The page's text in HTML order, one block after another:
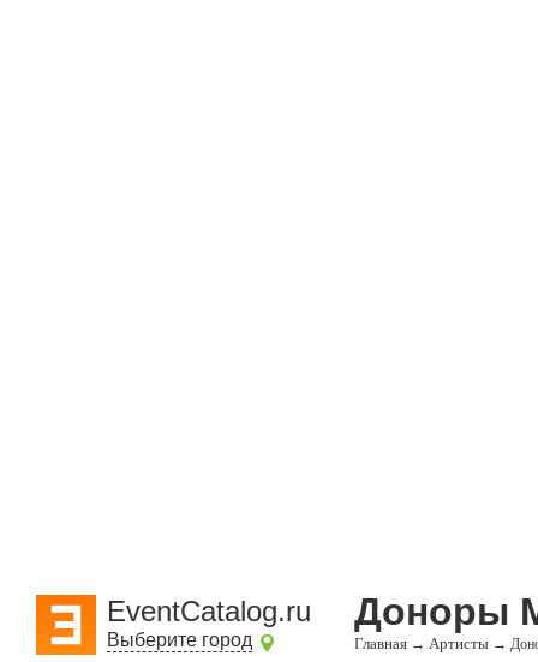
EventCatalog.ru
Выберите город
Доноры
Главная → Артисты →